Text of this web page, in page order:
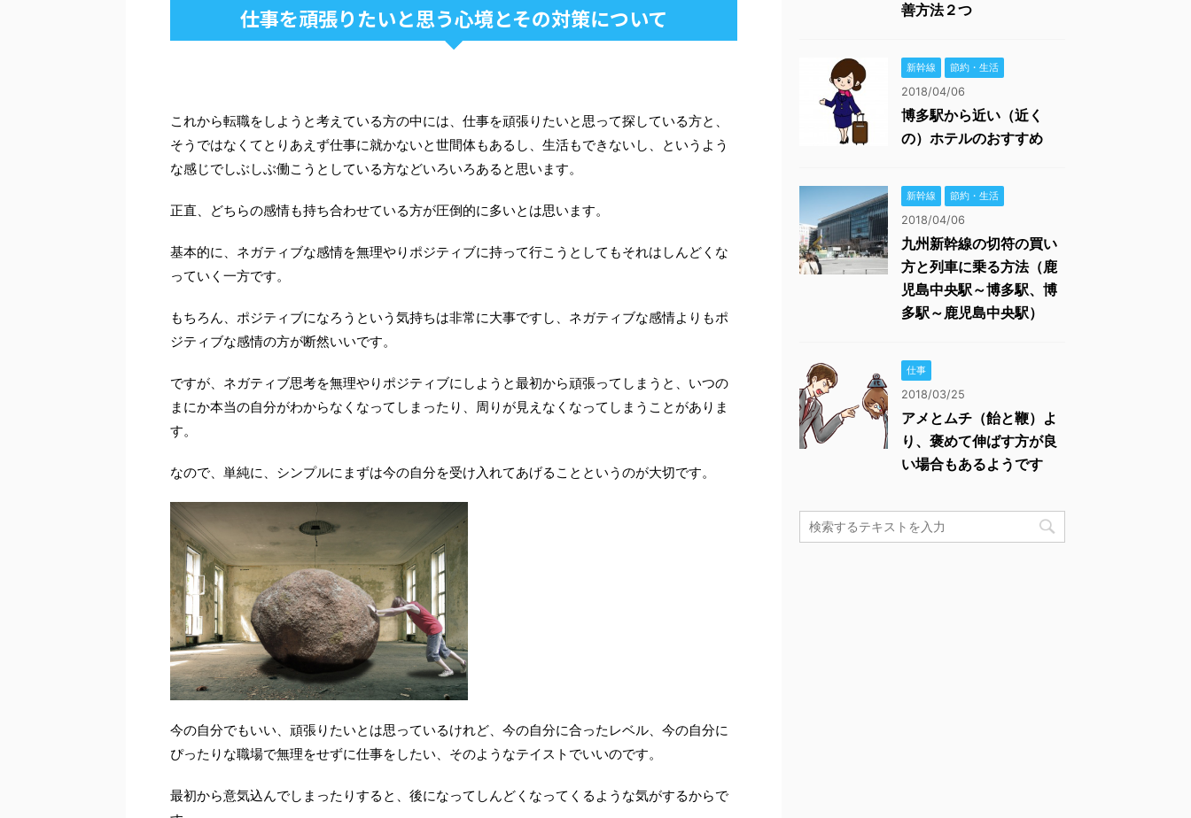
仕事を頑張りたいと思う心境とその対策について
これから転職をしようと考えている方の中には、仕事を頑張りたいと思って探している方と、
そうではなくてとりあえず仕事に就かないと世間体もあるし、生活もできないし、というよう
な感じでしぶしぶ働こうとしている方などいろいろあると思います。
正直、どちらの感情も持ち合わせている方が圧倒的に多いとは思います。
基本的に、ネガティブな感情を無理やりポジティブに持って行こうとしてもそれはしんどくな
っていく一方です。
もちろん、ポジティブになろうという気持ちは非常に大事ですし、ネガティブな感情よりもポ
ジティブな感情の方が断然いいです。
ですが、ネガティブ思考を無理やりポジティブにしようと最初から頑張ってしまうと、いつの
まにか本当の自分がわからなくなってしまったり、周りが見えなくなってしまうことがありま
す。
なので、単純に、シンプルにまずは今の自分を受け入れてあげることというのが大切です。
今の自分でもいい、頑張りたいとは思っているけれど、今の自分に合ったレベル、今の自分に
ぴったりな職場で無理をせずに仕事をしたい、そのようなテイストでいいのです。
最初から意気込んでしまったりすると、後になってしんどくなってくるような気がするからで
善方法２つ
新幹線 節約・生活
2018/04/06
博多駅から近い（近く
の）ホテルのおすすめ
新幹線 節約・生活
2018/04/06
九州新幹線の切符の買い
方と列車に乗る方法（鹿
児島中央駅～博多駅、博
多駅～鹿児島中央駅）
仕事
2018/03/25
アメとムチ（飴と鞭）よ
り、褒めて伸ばす方が良
い場合もあるようです